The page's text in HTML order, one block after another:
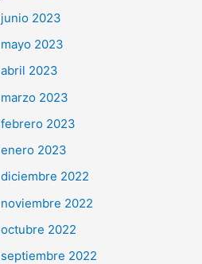
junio 2023
mayo 2023
abril 2023
marzo 2023
febrero 2023
enero 2023
diciembre 2022
noviembre 2022
octubre 2022
septiembre 2022